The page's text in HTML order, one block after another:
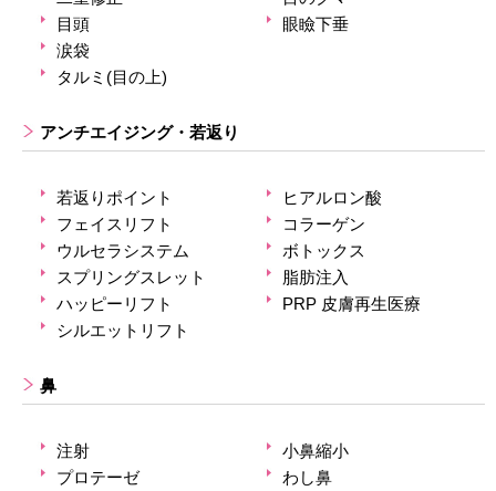
目頭
涙袋
タルミ(目の上)
眼瞼下垂
アンチエイジング・若返り
若返りポイント
フェイスリフト
ウルセラシステム
スプリングスレット
ハッピーリフト
シルエットリフト
ヒアルロン酸
コラーゲン
ボトックス
脂肪注入
PRP 皮膚再生医療
鼻
注射
プロテーゼ
小鼻縮小
わし鼻